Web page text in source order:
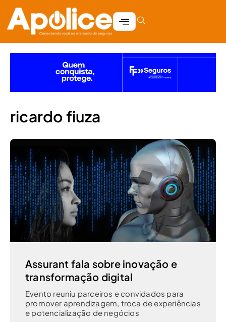
ricardo fiuza
Assurant fala sobre inovação e
transformação digital
Evento reuniu parceiros e convidados para
promover aprendizagem, troca de experiências
e potencialização de negócios